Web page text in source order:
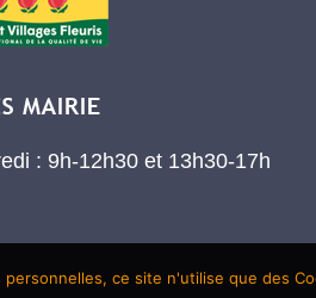
: 9h-12h30 et 13h30-17h
ce site n'utilise que des